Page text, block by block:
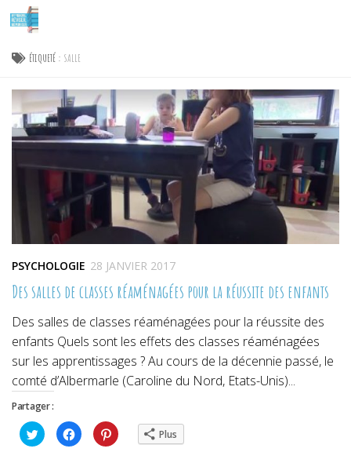
Skip to content
ÉTIQUETÉ : SALLE
PSYCHOLOGIE 28 JANVIER 2017
Des salles de classes réaménagées pour la réussite des enfants
Des salles de classes réaménagées pour la réussite des
enfants Quels sont les effets des classes réaménagées
sur les apprentissages ? Au cours de la décennie passé, le
comté d’Albermarle (Caroline du Nord, Etats-Unis)...
Partager :
Cliquez
pour
partager
Cliquez
pour
partager
Cliquez
pour Plus